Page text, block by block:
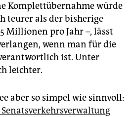
Komplettübernahme würde
teurer als der bisherige
Millionen pro Jahr –, lässt
wenn man für die
ist. Unter
leichter.
aber so simpel wie sinnvoll: